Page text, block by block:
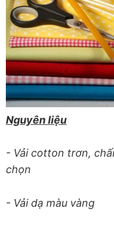
Nguyên liệu
- Vải cotton trơn,
chọn
- Vải dạ màu vàng